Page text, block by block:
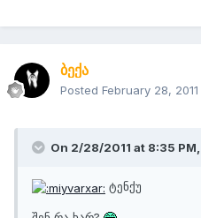
ბექა
Posted February 28, 2011
On 2/28/2011 at 8:35
ტენქუ